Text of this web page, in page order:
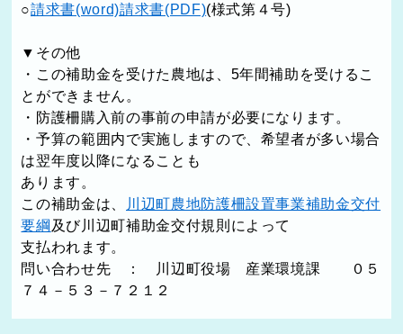
○請求書(word)請求書(PDF)(様式第４号)
▼その他
・この補助金を受けた農地は、5年間補助を受けるこ
とができません。
・防護柵購入前の事前の申請が必要になります。
・予算の範囲内で実施しますので、希望者が多い場合
は翌年度以降になることも
あります。
この補助金は、
川辺町農地防護柵設置事業補助金交付
要綱 及び川辺町補助金交付規則によって
支払われます。
問い合わせ先 ： 川辺町役場 産業環境課 ０５
７４－５３－７２１２